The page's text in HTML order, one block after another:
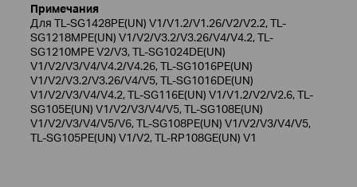
Примечания
Для TL-SG1428PE(UN) V1/V1.2/V1.26/V2/V2.2, TL-
SG1218MPE(UN) V1/V2/V3.2/V3.26/V4/V4.2, TL-
SG1210MPE V2/V3, TL-SG1024DE(UN)
V1/V2/V3/V4/V4.2/V4.26, TL-SG1016PE(UN)
V1/V2/V3.2/V3.26/V4/V5, TL-SG1016DE(UN)
V1/V2/V3/V4/V4.2, TL-SG116E(UN) V1/V1.2/V2/V2.6, TL-
SG105E(UN) V1/V2/V3/V4/V5, TL-SG108E(UN)
V1/V2/V3/V4/V5/V6, TL-SG108PE(UN) V1/V2/V3/V4/V5,
TL-SG105PE(UN) V1/V2, TL-RP108GE(UN) V1